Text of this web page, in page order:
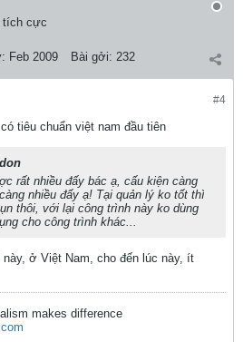
tích cực
Feb 2009 Bài gởi: 232
#4
tiêu chuẩn việt nam đầu tiên
rất nhiều đấy bác ạ, cấu kiện càng
nhiều đấy ạ! Tại quản lý ko tốt thì
thôi, với lại công trình này ko dùng
cho công trình khác...
ở Việt Nam, cho đến lúc này, ít
makes difference